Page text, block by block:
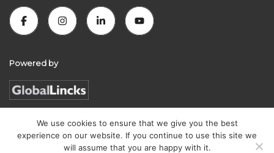
Powered by
Florida Connexion Properties | All rights reserved
We use cookies to ensure that we give you the best
experience on our website. If you continue to use this site we
will assume that you are happy with it.